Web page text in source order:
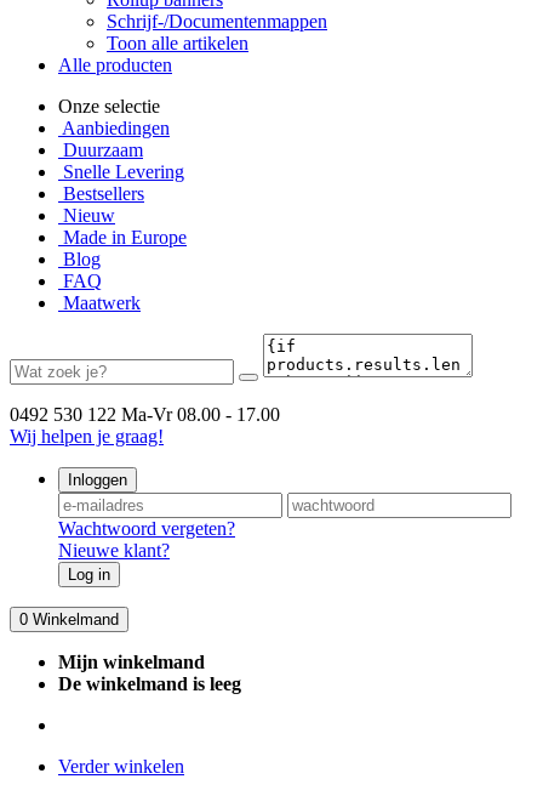
Schrijf-/Documentenmappen
Toon alle artikelen
Alle producten
Onze selectie
Aanbiedingen
Duurzaam
Snelle Levering
Bestsellers
Nieuw
Made in Europe
Blog
FAQ
Maatwerk
0492 530 122 Ma-Vr 08.00 - 17.00
Wij helpen je graag!
Inloggen
Wachtwoord vergeten?
Nieuwe klant?
Log in
0 Winkelmand
Mijn winkelmand
De winkelmand is leeg
Verder winkelen